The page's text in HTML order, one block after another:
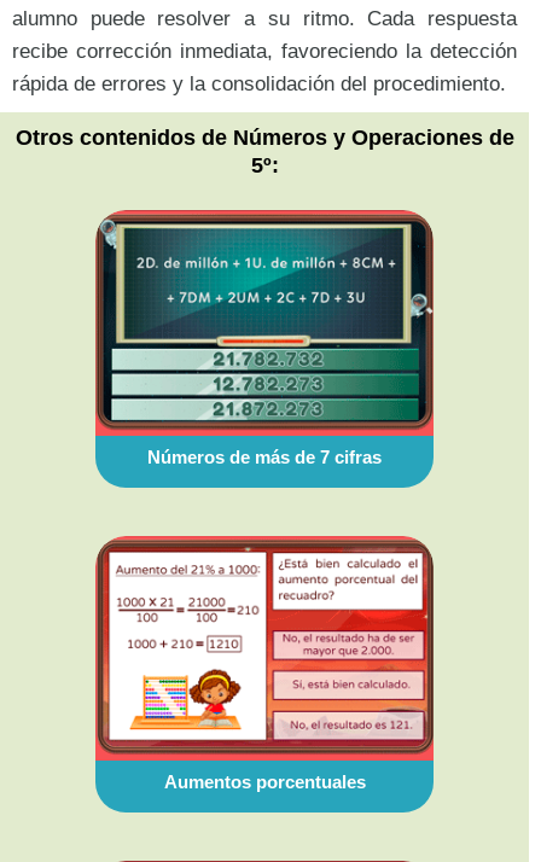
alumno puede resolver a su ritmo. Cada respuesta
recibe corrección inmediata, favoreciendo la detección
rápida de errores y la consolidación del procedimiento.
Otros contenidos de Números y Operaciones de
5º:
Números de más de 7 cifras
Aumentos porcentuales